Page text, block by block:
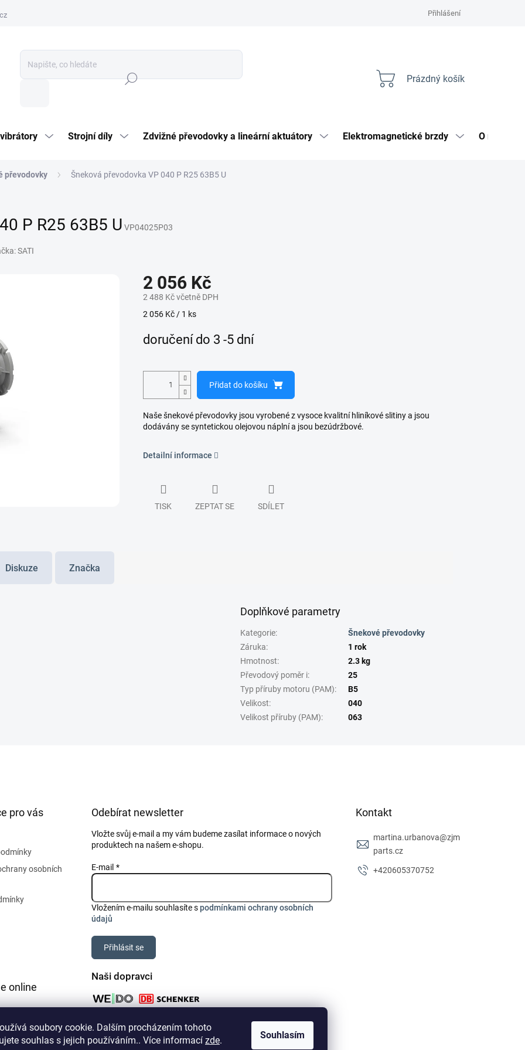
soubory cookie. Dalším procházením tohoto
souhlas s jejich používáním.. Více informací zde. Souhlasím
Přihlášení
Nákupní
Prázdný košík
Strojní díly Zdvižné převodovky a lineární aktuátory Elektromagnetické brzdy O nás
převodovky Šneková převodovka VP 040 P R25 63B5 U
P R25 63B5 U VP04025P03
SATI
2 056 Kč
2 488 Kč včetně DPH
Měrná
2 056 Kč / 1 ks
doručení do 3 -5 dní
Přidat do košíku
Naše šnekové převodovky jsou vyrobené z vysoce kvalitní hliníkové slitiny a jsou
dodávány se syntetickou olejovou náplní a jsou bezúdržbové.
Detailní informace
TISK ZEPTAT SE SDÍLET
Diskuze Značka
Doplňkové parametry
Kategorie:
Šnekové převodovky
Záruka:
1 rok
Hmotnost:
2.3 kg
Převodový poměr i:
25
Typ příruby motoru (PAM):
B5
Velikost:
040
Velikost příruby (PAM): 063
pro vás
osobních
Odebírat newsletter
Vložte svůj e-mail a my vám budeme zasílat informace o nových
produktech na našem e-shopu.
E-mail
Vložením e-mailu souhlasíte spodmínkami ochrany osobních
údajů
Přihlásit se
Kontakt
martina.urbanova@zjm
parts.cz
+420605370752
online
Naši dopravci